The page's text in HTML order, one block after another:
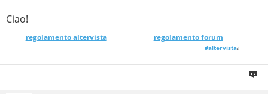
Ciao!
regolamento altervista_______________ regolamento forum
#altervista?